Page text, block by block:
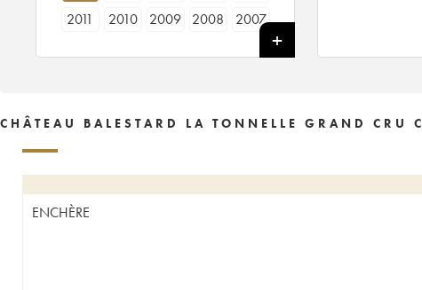
2011
2010 2009 2008
2007
1980
1979 1978 1977
1976
CHÂTEAU BALESTARD LA TONNELLE GRAND CRU
ENCHÈRE